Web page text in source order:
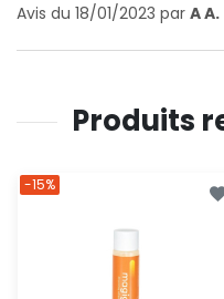
Avis du 18/01/2023 par A A.
Produits
-15%